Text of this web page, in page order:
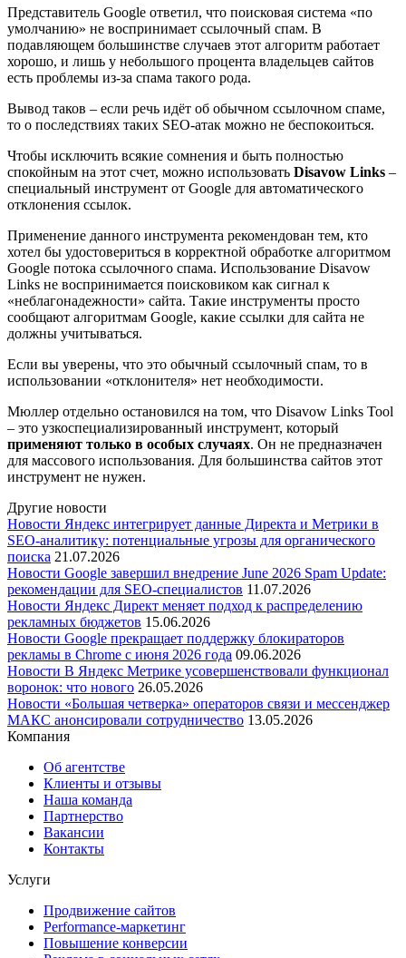
Представитель Google ответил, что поисковая система «по
умолчанию» не воспринимает ссылочный спам. В
подавляющем большинстве случаев этот алгоритм работает
хорошо, и лишь у небольшого процента владельцев сайтов
есть проблемы из-за спама такого рода.
Вывод таков – если речь идёт об обычном ссылочном спаме,
то о последствиях таких SEO-атак можно не беспокоиться.
Чтобы исключить всякие сомнения и быть полностью
спокойным на этот счет, можно использовать Disavow Links –
специальный инструмент от Google для автоматического
отклонения ссылок.
Применение данного инструмента рекомендован тем, кто
хотел бы удостовериться в корректной обработке алгоритмом
Google потока ссылочного спама. Использование Disavow
Links не воспринимается поисковиком как сигнал к
«неблагонадежности» сайта. Такие инструменты просто
сообщают алгоритмам Google, какие ссылки для сайта не
должны учитываться.
Если вы уверены, что это обычный ссылочный спам, то в
использовании «отклонителя» нет необходимости.
Мюллер отдельно остановился на том, что Disavow Links Tool
– это узкоспециализированный инструмент, который
применяют только в особых случаях. Он не предназначен
для массового использования. Для большинства сайтов этот
инструмент не нужен.
Другие новости
Новости Яндекс интегрирует данные Директа и Метрики в
SEO-аналитику: потенциальные угрозы для органического
поиска 21.07.2026
Новости Google завершил внедрение June 2026 Spam Update:
рекомендации для SEO-специалистов 11.07.2026
Новости Яндекс Директ меняет подход к распределению
рекламных бюджетов 15.06.2026
Новости Google прекращает поддержку блокираторов
рекламы в Chrome с июня 2026 года 09.06.2026
Новости В Яндекс Метрике усовершенствовали функционал
воронок: что нового 26.05.2026
Новости «Большая четверка» операторов связи и мессенджер
МАКС анонсировали сотрудничество 13.05.2026
Компания
Об агентстве
Клиенты и отзывы
Наша команда
Партнерство
Вакансии
Контакты
Услуги
Продвижение сайтов
Performance-маркетинг
Повышение конверсии